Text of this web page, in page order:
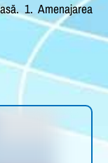
1. Amenajarea